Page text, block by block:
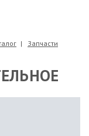
Запчасти